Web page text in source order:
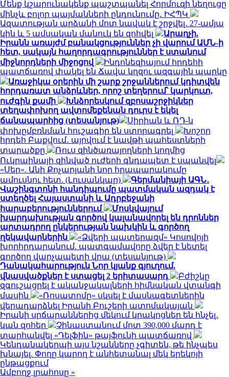
Մենք կշարունակենք պաշտպանել Հորմուզի նեղուցը
մինչև բոլոր պայմանների ընդունումը․ ԻՀՊԿ
Ազատության արձանի մոտ նավակ է շրջվել․ 27-ամյա
կին և 5 ամսական մանուկ են զոհվել
Արաղչի.
Իրանն առայժմ բանակցություններ չի վարում ԱՄՆ-ի
հետ, սակայն հաղորդագրություններ է ստանում
միջնորդների միջոցով
Ինդոնեզիայում հրդեհի
պատճառով փակել են Ճավա կղզու ազգային պարկը
Առաջիկա օրերին մի շարք շրջաններում կդիտվեն
հորդառատ անձրևներ, որոշ տեղերում՝ կարկուտ,
ուժգին քամի
Խնձորեսկում զբոսաշրջիկներ
տեղափոխող ավտոմեքենան դուրս է եկել
ճանապարհից (տեսանյութ)
Սիրիան և ՌԴ-ն
փոխըմբռնման հուշագիր են ստորագրել
Խոշոր
հրդեհ Բաքվում․ այրվում է նավթի պահեստների
տարածքը
Ռուս զինծառայողների կողմից
Ուկրաինայի զինված ուժերի գնդապետ է սպանվել
«Սեր». Անի Քոչարյանի նոր հրապարակումը
ամուսնու հետ. (Լուսանկար)
Գերմանիայի ԱԳՆ․
Վաշինգտոնի հանդիպումը պատմական ազդակ է
ստեղծել Հայաստանի և Ադրբեջանի
հարաբերություններում
Մոսկվայում
խարդախության գործով կալանավորել են դրոններ
արտադրող ընկերության նախկին և գործող
ղեկավարներին
«Ձվերի պատերազմ» Կոսովոյի
խորհրդարանում. պատգամավորը ձվեր է նետել
գործող վարչապետի վրա (տեսանյութ)
Դանակահարություն Նոր կյանք գյուղում.
վնասվածքներ է ստացել 2 երիտասարդ
Բժիշկը
զգուշացրել է ականջակալների հիմնական վտանգի
մասին
«Ռոսատոմը» սկսել է մասնագետներին
վերադարձնել Իրանի Բուշերի ատոմակայան
Իրանի սրճարաններից մեկում կրակոցներ են հնչել․
կան զոհեր
Չինաստանում մոտ 390,000 մարդ է
տարհանվել «Դելֆին» թայֆունի պատճառով
Կենդանակերպի այս նշանները չգիտեն, թե ինչպես
խնայել. Փողը կարող է անհետանալ մեկ երեկոյի
ընթացքում
Ամբողջ լրահոսը »